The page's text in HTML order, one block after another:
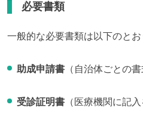
必要書類
一般的な必要書類は以下のとお
助成申請書 （自治体ごとの書
受診証明書 （医療機関に記入